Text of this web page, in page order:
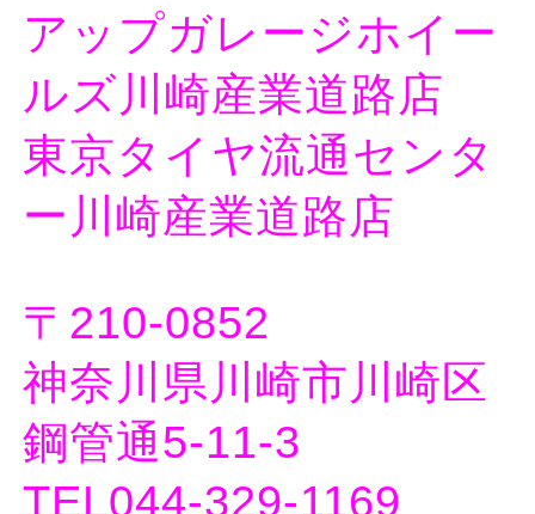
アップガレージホイー
ルズ川崎産業道路店
東京タイヤ流通センタ
ー川崎産業道路店
〒210-0852
神奈川県川崎市川崎区
鋼管通5-11-3
TEL044-329-1169